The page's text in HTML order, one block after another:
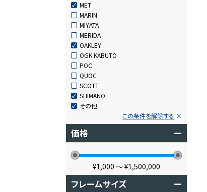
MET
MARIN
MIYATA
MERIDA
OAKLEY
OGK KABUTO
POC
QUOC
SCOTT
SHIMANO
その他
この条件を解除する
価格 ー
¥1,000 〜¥1,500,000
フレームサイズ ー